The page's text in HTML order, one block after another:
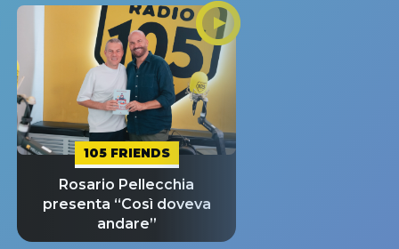
105 FRIENDS
Rosario Pellecchia
presenta “Così doveva
andare”